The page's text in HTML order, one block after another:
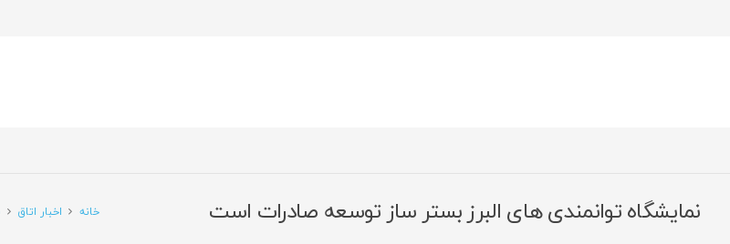
نمایشگاه توانمندی های البرز بستر ساز توسعه صادرات است خانه اخبار اتاق